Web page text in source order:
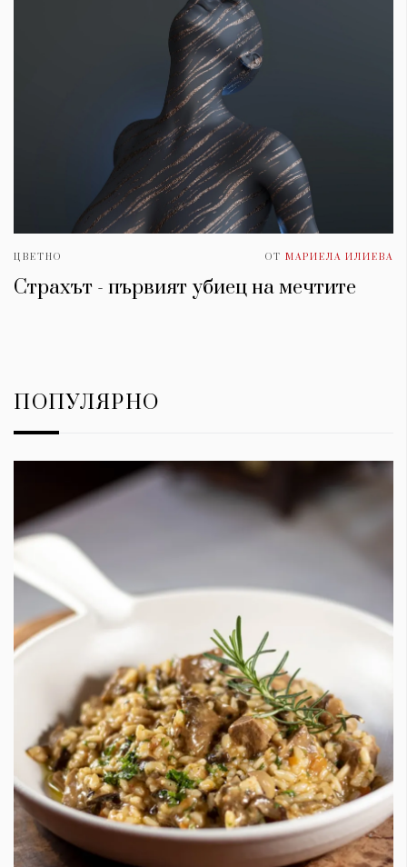
ЦВЕТНО ОТ МАРИЕЛА ИЛИЕВА
Страхът - първият убиец на мечтите
ПОПУЛЯРНО